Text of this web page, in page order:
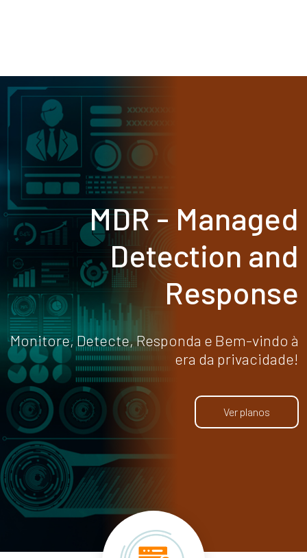
MDR - Managed
Detection and
Response
Monitore, Detecte, Responda e Bem-vindo à
era da privacidade!
Ver planos